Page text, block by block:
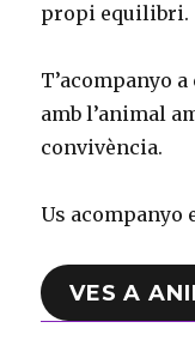
propi equilibri.
T’acompanyo
amb l’animal
convivència.
Us acompanyo
VES A